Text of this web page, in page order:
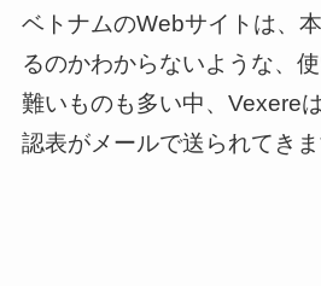
ベトナムのWebサイトは、
るのかわからないような、
難いものも多い中、Vexere
認表がメールで送られてきま